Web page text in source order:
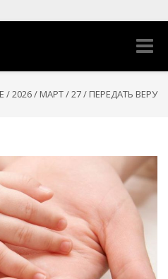
Toggle
/2026/ МАРТ/27/ ПЕРЕДАТЬ ВЕРУ